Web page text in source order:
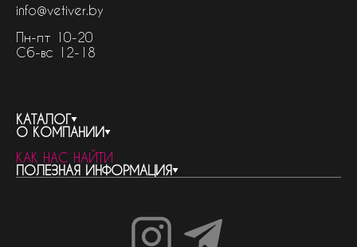
info@vetiver.by
Пн-пт 10-20
Сб-вс 12-18
КАТАЛОГ
весь каталог
бренды
женская парфюмерия
мужская парфюмерия
унисекс парфюмерия
О КОМПАНИИ
контакты
о компании
доставка и оплата
КАК НАС НАЙТИ
ПОЛЕЗНАЯ ИНФОРМАЦИЯ
как совершить покупку